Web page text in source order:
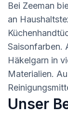
Bei Zeeman
an
Saisonfarben.
Häkelgarn in
Materialien.
Unser